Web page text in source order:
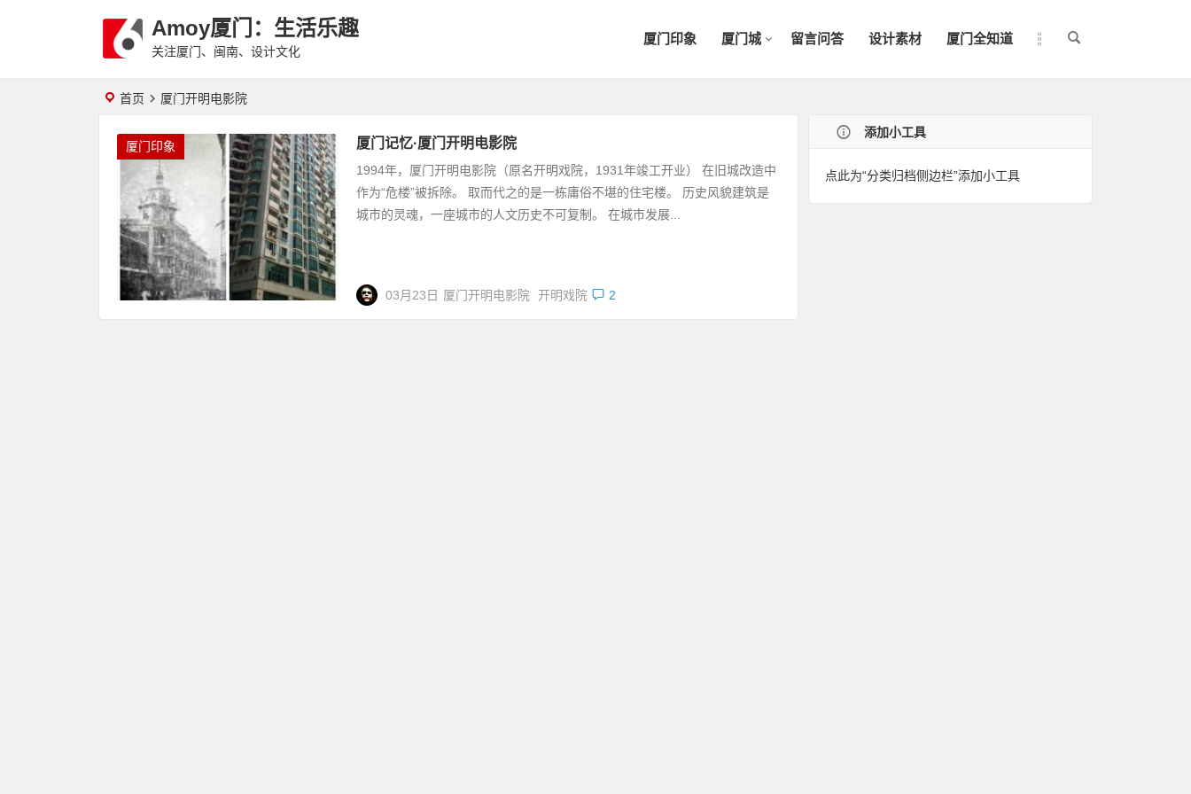
Amoy厦门：生活乐趣
关注厦门、闽南、设计文化
厦门印象 厦门城 留言问答 设计素材 厦门全知道
首页 厦门开明电影院
厦门印象 厦门记忆·厦门开明电影院
1994年，厦门开明电影院（原名开明戏院，1931年竣工开业） 在旧城改造中
作为“危楼”被拆除。 取而代之的是一栋庸俗不堪的住宅楼。 历史风貌建筑是
城市的灵魂，一座城市的人文历史不可复制。 在城市发展...
03月23日 厦门开明电影院 开明戏院 2
添加小工具
点此为“分类归档侧边栏”添加小工具